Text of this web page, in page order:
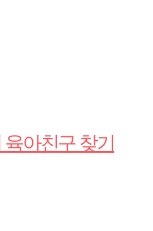
아친구 찾기